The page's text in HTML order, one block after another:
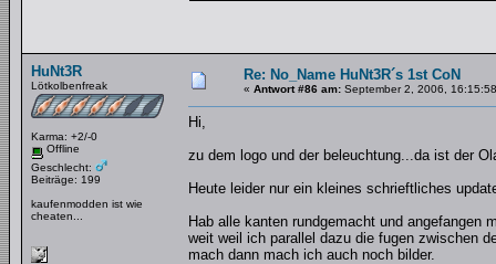
HuNt3R
Lötkolbenfreak
Karma: +2/-0
Offline
Geschlecht:
Beiträge: 199
kaufenmodden ist wie
cheaten...
Re: No_Name HuNt3R´s 1st CoN
« Antwort #86 am: September 2, 2006,
Hi,
zu dem logo und der beleuchtung...da ist der
Heute leider nur ein kleines schrieftliches
Hab alle kanten rundgemacht und
weit weil ich parallel dazu die fugen zwischen
mach dann mach ich auch noch bilder.